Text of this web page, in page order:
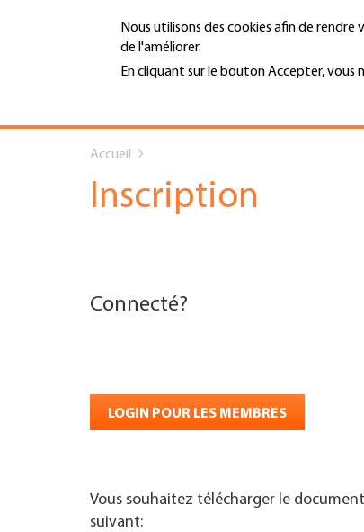
Nous utilisons des cookies afin de
de l'améliorer.
En cliquant sur le bouton Accepter, vous
Hauptnavigation
PORTRAIT
MENU
You
are
Accueil
Inscription
Connecté?
LOGIN POUR LES MEMBRES
Vous souhaitez télécharger le
suivant: